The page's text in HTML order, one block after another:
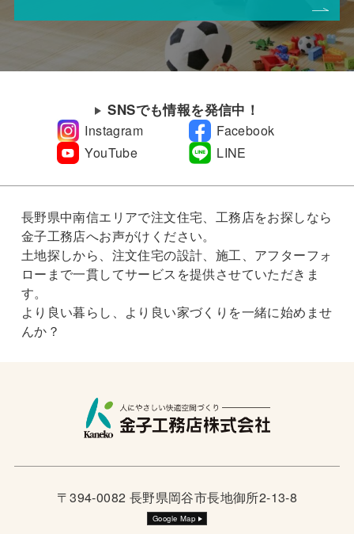
SNSでも情報を発信中！
Instagram
Facebook
YouTube
LINE
長野県中南信エリアで注文住宅、工務店をお探しなら
金子工務店へお声がけください。
土地探しから、注文住宅の設計、施工、アフターフォ
ローまで一貫してサービスを提供させていただきま
す。
より良い暮らし、より良い家づくりを一緒に始めませ
んか？
〒394-0082 長野県岡谷市長地御所2-13-8
Google Map